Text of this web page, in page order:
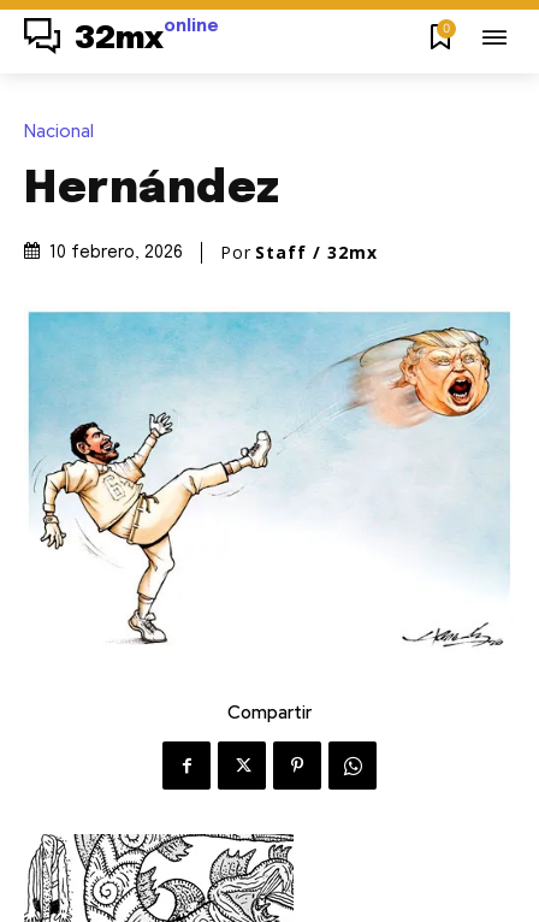
32mxonline 0
Nacional
Hernández
10 febrero, 2026 Por Staff / 32mx
Compartir